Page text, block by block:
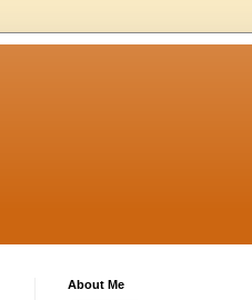
About Me